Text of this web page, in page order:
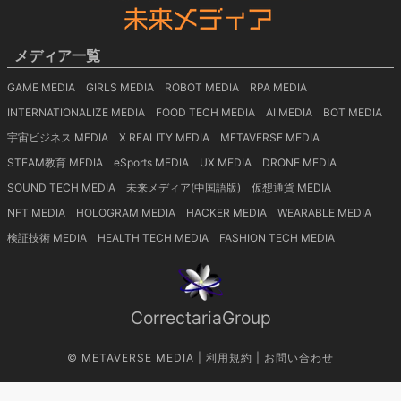
メディア一覧
GAME MEDIA GIRLS MEDIA ROBOT MEDIA
RPA MEDIA
INTERNATIONALIZE MEDIA
FOOD TECH MEDIA AI MEDIA
BOT MEDIA
宇宙ビジネス MEDIA
X REALITY MEDIA
METAVERSE MEDIA
STEAM教育 MEDIA
eSports MEDIA UX MEDIA
DRONE MEDIA
SOUND TECH MEDIA
未来メディア(中国語版)
仮想通貨 MEDIA
NFT MEDIA
HOLOGRAM MEDIA HACKER MEDIA
WEARABLE MEDIA
検証技術 MEDIA
HEALTH TECH MEDIA FASHION TECH MEDIA
CorrectariaGroup
© METAVERSE MEDIA 利用規約 お問い合わせ